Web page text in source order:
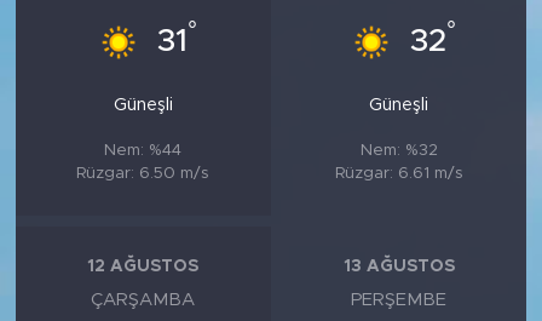
31 °
Güneşli
Nem: %44
Rüzgar: 6.50 m/s
32°
Güneşli
Nem: %32
Rüzgar: 6.61 m/s
12 AĞUSTOS
ÇARŞAMBA
13 AĞUSTOS
PERŞEMBE